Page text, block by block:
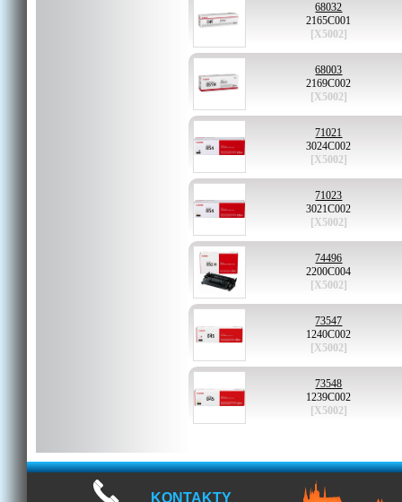
68032
2165C001
[X5002]
68003
2169C002
[X5002]
71021
3024C002
[X5002]
71023
3021C002
[X5002]
74496
2200C004
[X5002]
73547
1240C002
[X5002]
73548
1239C002
[X5002]
KONTAKTY